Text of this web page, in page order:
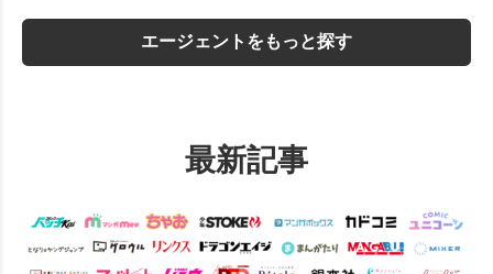
エージェントをもっと探す
最新記事